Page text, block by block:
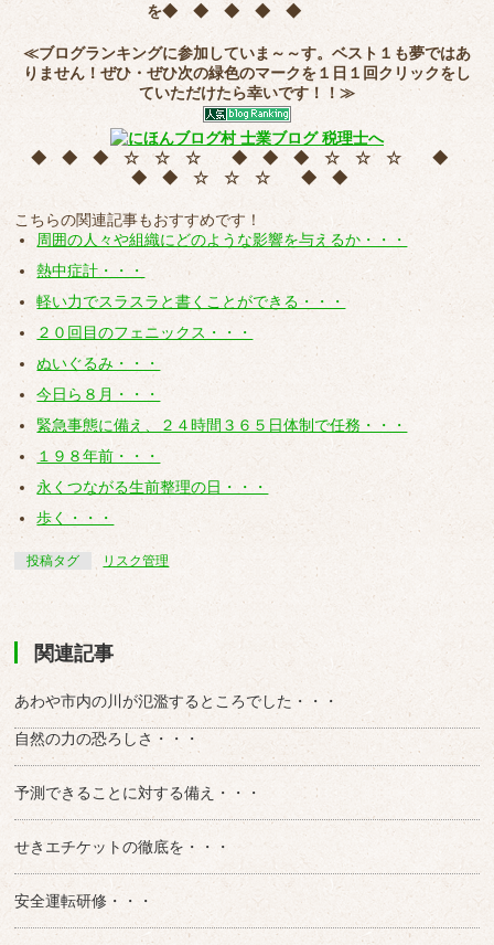
を◆ ◆ ◆ ◆ ◆
≪ブログランキングに参加していま～～す。ベスト１も夢ではあ
りません！ぜひ・ぜひ次の緑色のマークを１日１回クリックをし
ていただけたら幸いです！！≫
◆ ◆ ◆ ☆ ☆ ☆ ◆ ◆ ◆ ☆ ☆ ☆ ◆
◆ ◆ ☆ ☆ ☆ ◆ ◆
こちらの関連記事もおすすめです！
周囲の人々や組織にどのような影響を与えるか・・・
熱中症計・・・
軽い力でスラスラと書くことができる・・・
２０回目のフェニックス・・・
ぬいぐるみ・・・
今日ら８月・・・
緊急事態に備え、２４時間３６５日体制で任務・・・
１９８年前・・・
永くつながる生前整理の日・・・
歩く・・・
投稿タグ リスク管理
関連記事
あわや市内の川が氾濫するところでした・・・
自然の力の恐ろしさ・・・
予測できることに対する備え・・・
せきエチケットの徹底を・・・
安全運転研修・・・